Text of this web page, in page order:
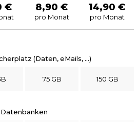
€ 8,90 €
pro Monat
14,90 €
pro Monat
(Daten, eMails, ...)
75 GB 150 GB
Datenbanken